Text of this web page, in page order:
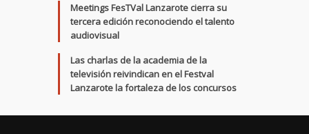
Meetings FesTVal Lanzarote cierra su
tercera edición reconociendo el talento
audiovisual
Las charlas de la academia de la
televisión reivindican en el Festval
Lanzarote la fortaleza de los concursos